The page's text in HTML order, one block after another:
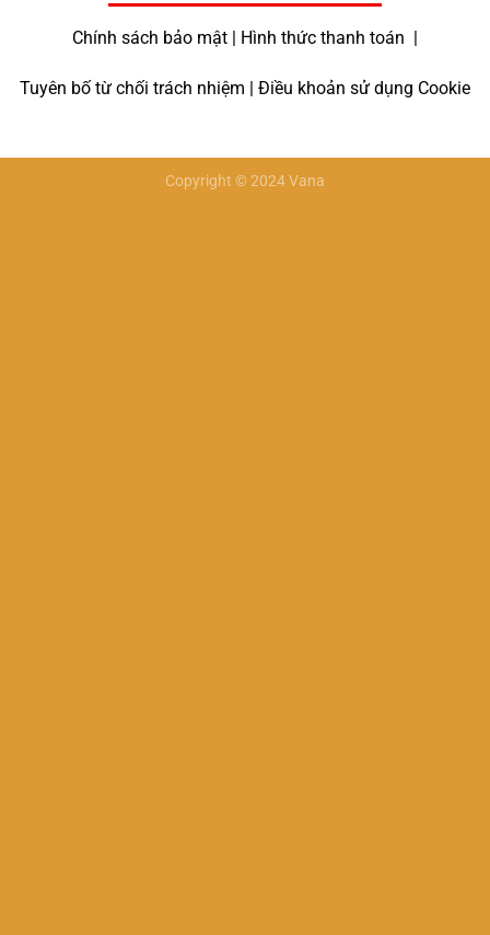
Chính sách bảo mật | Hình thức thanh toán |
Tuyên bố từ chối trách nhiệm | Điều khoản sử dụng Cookie
Copyright © 2024 Vana